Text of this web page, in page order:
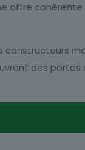
offre
des portes